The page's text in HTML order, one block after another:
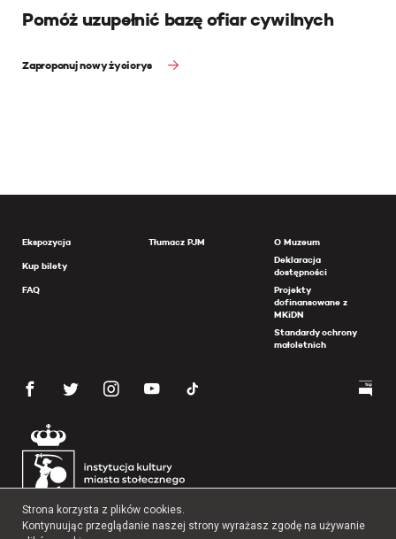
Pomóż uzupełnić bazę ofiar cywilnych
Zaproponuj nowy życiorys
Ekspozycja
Kup bilety
FAQ
Tłumacz PJM
O Muzeum
Deklaracja
dostępności
Projekty
dofinansowane z
MKiDN
Standardy ochrony
małoletnich
Strona korzysta z plików cookies.
Kontynuując przeglądanie naszej strony wyrażasz zgodę na używanie